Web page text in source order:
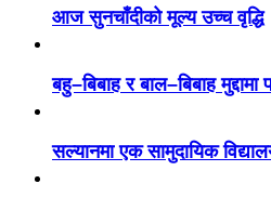
आज सुनचाँदीको मूल्य उच्च वृद्धि
बहु–बिबाह र बाल–बिबाह
सल्यानमा एक सामुदायिक